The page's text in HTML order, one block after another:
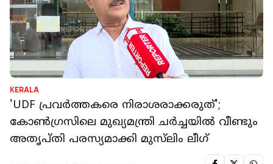
KERALA
'UDF പ്രവർത്തകരെ നിരാശരാക്കരുത്';
കോൺഗ്രസിലെ മുഖ്യമന്ത്രി ചർച്ചയിൽ വീണ്ടും
അതൃപ്തി പരസ്യമാക്കി മുസ്‌ലിം ലീഗ്